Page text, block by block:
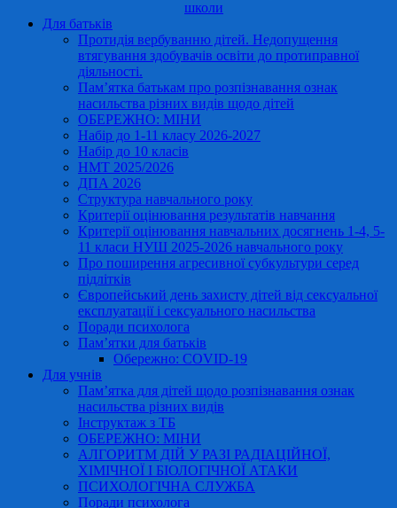
школи
Для батьків
Протидія вербуванню дітей. Недопущення
втягування здобувачів освіти до протиправної
діяльності.
Пам’ятка батькам про розпізнавання ознак
насильства різних видів щодо дітей
ОБЕРЕЖНО: МІНИ
Набір до 1-11 класу 2026-2027
Набір до 10 класів
НМТ 2025/2026
ДПА 2026
Структура навчального року
Критерії оцінювання результатів навчання
Критерії оцінювання навчальних досягнень 1-4, 5-
11 класи НУШ 2025-2026 навчального року
Про поширення агресивної субкультури серед
підлітків
Європейський день захисту дітей від сексуальної
експлуатації і сексуального насильства
Поради психолога
Пам’ятки для батьків
Обережно: COVID-19
Для учнів
Пам’ятка для дітей щодо розпізнавання ознак
насильства різних видів
Інструктаж з ТБ
ОБЕРЕЖНО: МІНИ
АЛГОРИТМ ДІЙ У РАЗІ РАДІАЦІЙНОЇ,
ХІМІЧНОЇ І БІОЛОГІЧНОЇ АТАКИ
ПСИХОЛОГІЧНА СЛУЖБА
Поради психолога